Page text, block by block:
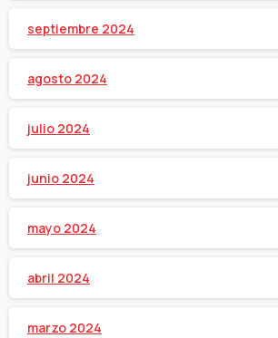
septiembre 2024
agosto 2024
julio 2024
junio 2024
mayo 2024
abril 2024
marzo 2024